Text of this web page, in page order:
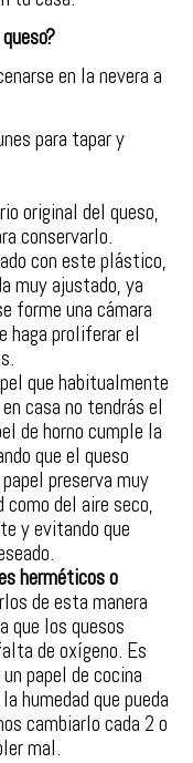
en la nevera a
para tapar y
original del queso,
conservarlo.
con este plástico,
muy ajustado, ya
forme una cámara
haga proliferar el
que habitualmente
casa no tendrás el
de horno cumple la
que el queso
preserva muy
del aire seco,
y evitando que
herméticos o
de esta manera
que los quesos
de oxígeno. Es
papel de cocina
humedad que pueda
cambiarlo cada 2 o
mal.